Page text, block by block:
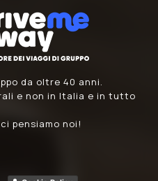
da oltre 40 anni.
e non in Italia e in tutto
pensiamo noi!